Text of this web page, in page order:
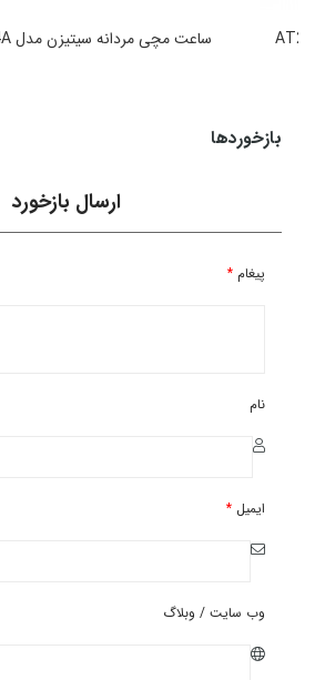
ساعت مچی مردانه سیتیزن مدل AT2244-84A
بازخوردها
ارسال بازخورد
پیغام *
نام
ایمیل *
وب سایت / وبلاگ